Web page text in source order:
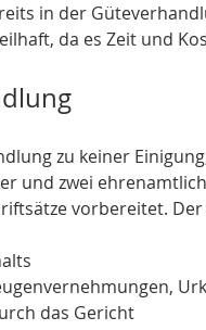
in der
da es Zeit und
zu keiner
und zwei
vorbereitet.
das Gericht